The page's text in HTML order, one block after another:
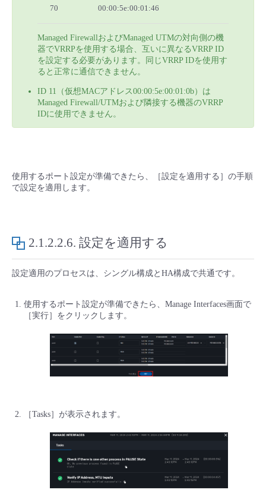
70 00:00:5e:00:01:46
Managed FirewallおよびManaged UTMの対向側の機
器でVRRPを使用する場合、互いに異なるVRRP ID
を設定する必要があります。同じVRRP IDを使用す
ると正常に通信できません。
ID 11（仮想MACアドレス00:00:5e:00:01:0b）は
Managed Firewall/UTMおよび隣接する機器のVRRP
IDに使用できません。
使用するポート設定が準備できたら、［設定を適用する］の手順
で設定を適用します。
2.1.2.2.6. 設定を適用する
設定適用のプロセスは、シングル構成とHA構成で共通です。
使用するポート設定が準備できたら、Manage Interfaces画面で
［実行］をクリックします。
［Tasks］が表示されます。